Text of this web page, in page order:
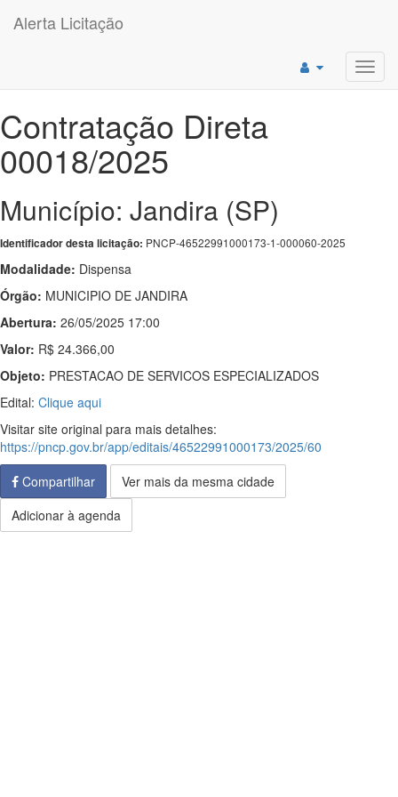
Alerta Licitação
Contratação Direta
00018/2025
Município: Jandira (SP)
Identificador desta licitação: PNCP-46522991000173-1-000060-2025
Modalidade: Dispensa
Órgão: MUNICIPIO DE JANDIRA
Abertura: 26/05/2025 17:00
Valor: R$ 24.366,00
Objeto: PRESTACAO DE SERVICOS ESPECIALIZADOS
Edital: Clique aqui
Visitar site original para mais detalhes:
https://pncp.gov.br/app/editais/46522991000173/2025/60
Compartilhar
Ver mais da mesma cidade
Adicionar à agenda